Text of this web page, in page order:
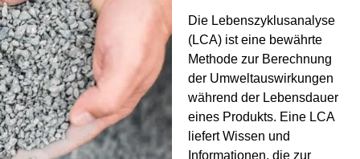
Die Lebenszyklusanalyse
(LCA) ist eine bewährte
Methode zur Berechnung
der Umweltauswirkungen
während der Lebensdauer
eines Produkts. Eine LCA
liefert Wissen und
Informationen, die zur